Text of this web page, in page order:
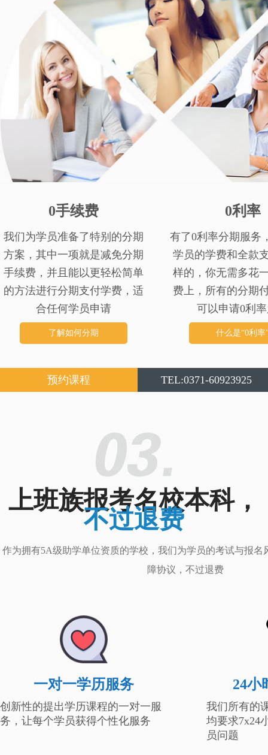
0手续费
我们为学员准备了特别的分期
方案，其中一项就是减免分期
手续费，并且能以更轻松简单
的方法进行分期支付学费，适
合任何学员申请
了解如何分期
0利率
有了0利率分期服务
学员的学费和全款
样的，你无需多花
费上，所有的分期
可以申请0利
什么是“0利率
预约课程 TEL:0371-60923925
上班族报考名校本科，
不过退费
作为拥有5A级助学单位资质的学校，我们为学员的考试与报名
障协议，不过退费
一对一学历服务
创新性的提出学历课程的一对一服
务，让每个学员获得个性化服务
24小
我们所有的
均要求7x24
员问题